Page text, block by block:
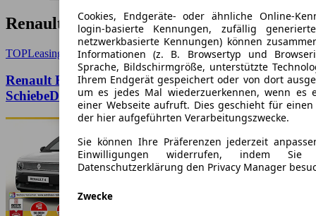
Cookies, Endgeräte- oder ähnliche Online-
login-basierte Kennungen, zufällig
netzwerkbasierte Kennungen) können
Informationen (z. B. Browsertyp und
Sprache, Bildschirmgröße, unterstützte
Ihrem Endgerät gespeichert oder von dort
um es jedes Mal wiederzuerkennen, wenn es
einer Webseite aufruft. Dies geschieht für
der hier aufgeführten Verarbeitungszwecke.
Sie können Ihre Präferenzen jederzeit
Einwilligungen widerrufen, indem
Datenschutzerklärung den Privacy Manager
Zwecke
Renault-Angebote in Freiburg
TOPLeasing
Renault R4 Techno plein sud 150 Comfort Range
SchiebeD